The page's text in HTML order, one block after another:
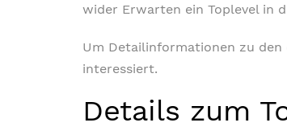
wider Erwarten ein Toplevel in
Um Detailinformationen zu den
interessiert.
Details zum